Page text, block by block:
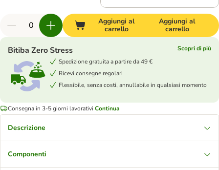
Aggiungi al
carrello
Aggiungi al
carrello
Bitiba Zero Stress
Scopri di più
Spedizione gratuita a partire da 49 €
Ricevi consegne regolari
Flessibile, senza costi, annullabile in qualsiasi momento
Consegna in 3-5 giorni lavorativi Continua
Descrizione
Componenti